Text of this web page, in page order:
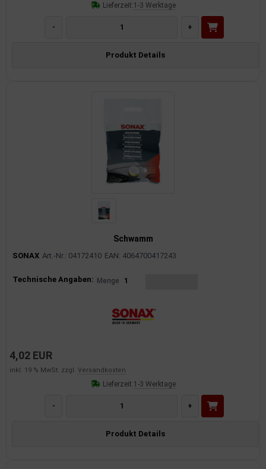
Lieferzeit:1-3 Werktage
- +
Produkt Details
Schwamm
SONAX Art.-Nr.: 04172410 EAN: 4064700417243
Produktinformationen
Technische Angaben: Menge 1
4,02 EUR
inkl. 19 % MwSt. zzgl. Versandkosten
Lieferzeit:1-3 Werktage
- +
Produkt Details
Glühanlage